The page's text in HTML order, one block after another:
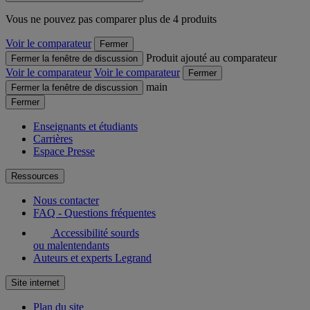
Vous ne pouvez pas comparer plus de 4 produits
Voir le comparateur
Fermer
Fermer la fenêtre de discussion
Produit ajouté au comparateur
Voir le comparateur Voir le comparateur
Fermer
Fermer la fenêtre de discussion
main
Fermer
Enseignants et étudiants
Carrières
Espace Presse
Ressources
Nous contacter
FAQ - Questions fréquentes
Accessibilité sourds
ou malentendants
Auteurs et experts Legrand
Site internet
Plan du site